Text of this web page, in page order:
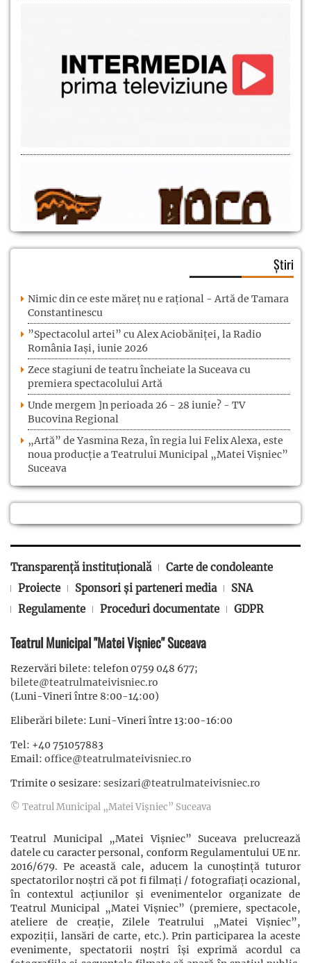
Știri
Nimic din ce este măreț nu e rațional - Artă de Tamara
Constantinescu
”Spectacolul artei” cu Alex Aciobăniței, la Radio
România Iași, iunie 2026
Zece stagiuni de teatru încheiate la Suceava cu
premiera spectacolului Artă
Unde mergem ]n perioada 26 - 28 iunie? - TV
Bucovina Regional
„Artă” de Yasmina Reza, în regia lui Felix Alexa, este
noua producție a Teatrului Municipal „Matei Vișniec”
Suceava
Transparență instituțională
Carte de condoleante
Proiecte
Sponsori și parteneri media
SNA
Regulamente
Proceduri documentate GDPR
Teatrul Municipal "Matei Vișniec" Suceava
Rezervări bilete: telefon 0759 048 677;
bilete@teatrulmateivisniec.ro
(Luni-Vineri între 8:00-14:00)
Eliberări bilete: Luni-Vineri între 13:00-16:00
Tel: +40 751057883
Email: office@teatrulmateivisniec.ro
Trimite o sesizare: sesizari@teatrulmateivisniec.ro
© Teatrul Municipal „Matei Vișniec” Suceava
Teatrul Municipal „Matei Vișniec” Suceava prelucrează
datele cu caracter personal, conform Regulamentului UE nr.
2016/679. Pe această cale, aducem la cunoștință tuturor
spectatorilor noștri că pot fi filmaţi / fotografiaţi ocazional,
în contextul acţiunilor şi evenimentelor organizate de
Teatrul Municipal „Matei Vișniec” (premiere, spectacole,
ateliere de creație, Zilele Teatrului „Matei Vișniec”,
expoziții, lansări de carte, etc.). Prin participarea la aceste
evenimente, spectatorii noștri își exprimă acordul ca